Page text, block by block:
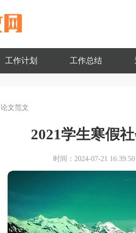
工作计划 工作总结
论文范文
2021学生寒假
时间：2024-07-21 16:39:50